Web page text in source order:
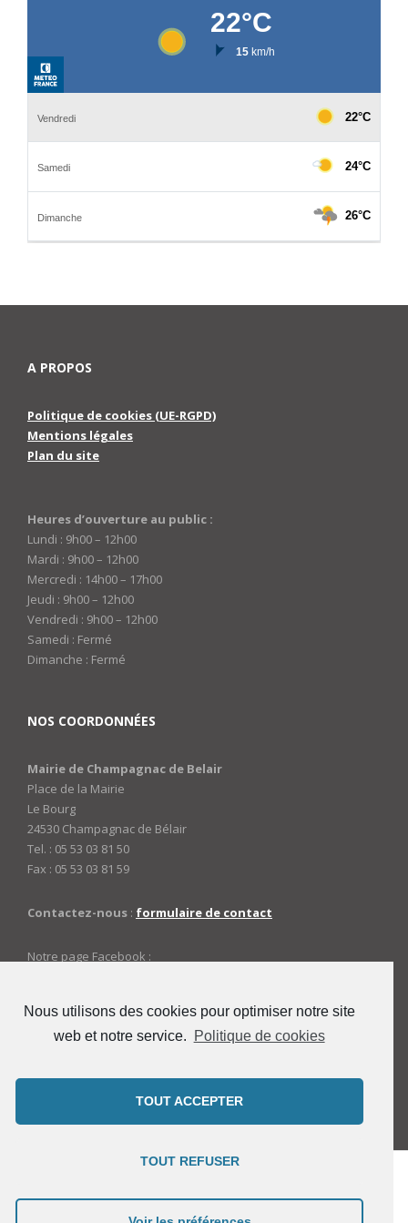
Nous utilisons des cookies pour optimiser notre site
web et notre service.
Politique de cookies
TOUT ACCEPTER
TOUT REFUSER
A PROPOS
Politique de cookies (UE-RGPD)
Mentions légales
Plan du site
Heures d’ouverture au public :
Lundi : 9h00 – 12h00
Mardi : 9h00 – 12h00
Mercredi : 14h00 – 17h00
Jeudi : 9h00 – 12h00
Vendredi : 9h00 – 12h00
Samedi : Fermé
Dimanche : Fermé
NOS COORDONNÉES
Mairie de Champagnac de Belair
Place de la Mairie
Le Bourg
24530 Champagnac de Bélair
Tel. : 05 53 03 81 50
Fax : 05 53 03 81 59
Contactez-nous : formulaire de contact
Notre page Facebook :
ACCES ADMINISTRATEURS